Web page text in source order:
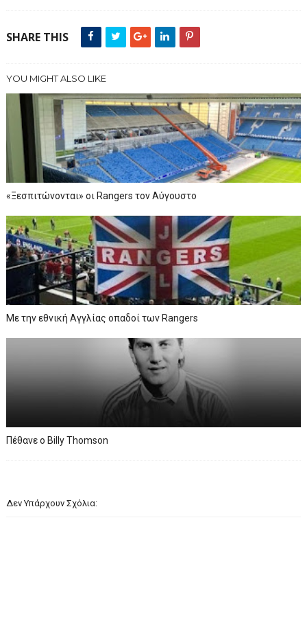
SHARE THIS
YOU MIGHT ALSO LIKE
«Ξεσπιτώνονται» οι Rangers τον Αύγουστο
Με την εθνική Αγγλίας οπαδοί των Rangers
Πέθανε ο Billy Thomson
Δεν Υπάρχουν Σχόλια: